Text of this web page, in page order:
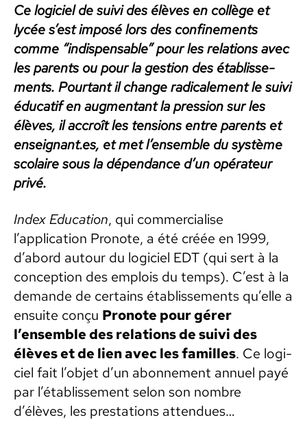
Ce logi­ciel de suivi des élèves en col­lège et
lycée s’est imposé lors des con­fine­ments
comme “indis­pens­able” pour les rela­tions avec
les par­ents ou pour la ges­tion des étab­lisse­
ments. Pour­tant il change rad­i­cale­ment le suivi
édu­catif en aug­men­tant la pres­sion sur les
élèves, il accroît les ten­sions entre par­ents et
enseignant.es, et met l’ensemble du sys­tème
sco­laire sous la dépen­dance d’un opéra­teur
privé.
Index Edu­ca­tion, qui com­mer­cialise
l’application Pronote, a été créée en 1999,
d’abord autour du logi­ciel EDT (qui sert à la
con­cep­tion des emplois du temps). C’est à la
demande de cer­tains étab­lisse­ments qu’elle a
ensuite conçu Pronote pour gér­er
l’ensemble des rela­tions de suivi des
élèves et de lien avec les familles. Ce logi­
ciel fait l’objet d’un abon­nement annuel payé
par l’établissement selon son nom­bre
d’élèves, les presta­tions atten­dues…